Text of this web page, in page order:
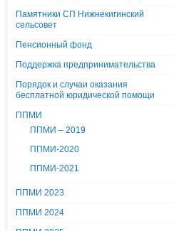
Памятники СП Нижнекигинский
сельсовет
Пенсионный фонд
Поддержка предпринимательства
Порядок и случаи оказания
бесплатной юридической помощи
ППМИ
ППМИ – 2019
ППМИ-2020
ППМИ-2021
ППМИ 2023
ППМИ 2024